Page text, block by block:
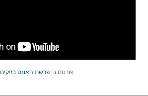
פורסם ב: פרשת האונס בזיקים